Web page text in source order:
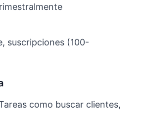
suscripciones (100-
como buscar clientes,